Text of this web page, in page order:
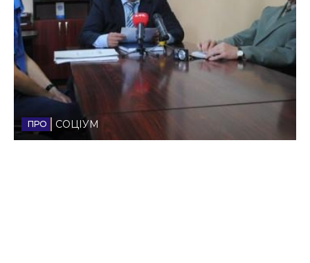
Втрачений Ужгород
Втрачений Ужгород (відеоверсія)
ЗАКАРПАТСЬКІ НОВИНИ
СОЦІУМ